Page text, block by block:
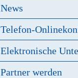
News
Telefon-
Elektronische
Partner werden